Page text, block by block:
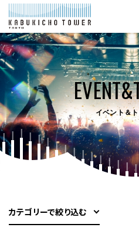
イベント＆
カテゴリーで絞り込む